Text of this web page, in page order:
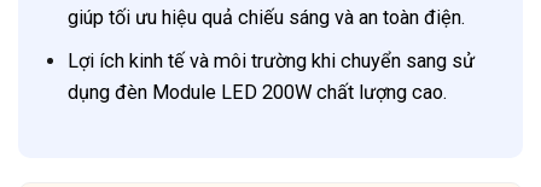
giúp tối ưu hiệu quả chiếu sáng và an toàn điện.
Lợi ích kinh tế và môi trường khi chuyển sang sử
dụng đèn Module LED 200W chất lượng cao.